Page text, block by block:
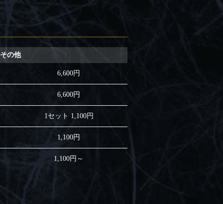
その他
6,600円
6,600円
1セット 1,100円
1,100円
1,100円～